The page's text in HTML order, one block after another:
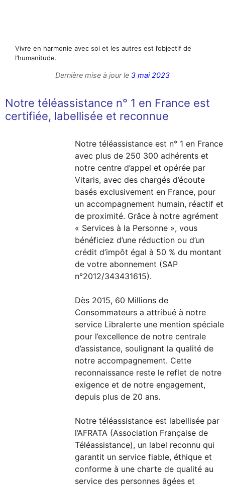
Vivre en harmonie avec soi et les autres est l’objectif de
l’humanitude.
Dernière mise à jour le 3 mai 2023
Notre téléassistance n° 1 en France est
certifiée, labellisée et reconnue
Notre téléassistance est n° 1 en France
avec plus de 250 300 adhérents et
notre centre d’appel et opérée par
Vitaris, avec des chargés d’écoute
basés exclusivement en France, pour
un accompagnement humain, réactif et
de proximité. Grâce à notre agrément
« Services à la Personne », vous
bénéficiez d’une réduction ou d’un
crédit d’impôt égal à 50 % du montant
de votre abonnement (SAP
n°2012/343431615).
Dès 2015, 60 Millions de
Consommateurs a attribué à notre
service Libralerte une mention spéciale
pour l’excellence de notre centrale
d’assistance, soulignant la qualité de
notre accompagnement. Cette
reconnaissance reste le reflet de notre
exigence et de notre engagement,
depuis plus de 20 ans.
Notre téléassistance est labellisée par
l’AFRATA (Association Française de
Téléassistance), un label reconnu qui
garantit un service fiable, éthique et
conforme à une charte de qualité au
service des personnes âgées et